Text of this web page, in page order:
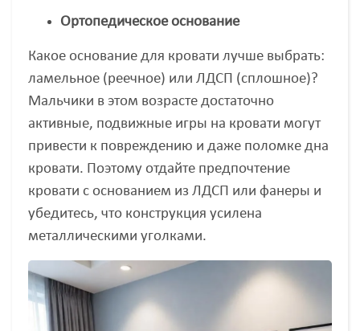
Ортопедическое основание
Какое основание для кровати лучше выбрать:
ламельное (реечное) или ЛДСП (сплошное)?
Мальчики в этом возрасте достаточно
активные, подвижные игры на кровати могут
привести к повреждению и даже поломке дна
кровати. Поэтому отдайте предпочтение
кровати с основанием из ЛДСП или фанеры и
убедитесь, что конструкция усилена
металлическими уголками.